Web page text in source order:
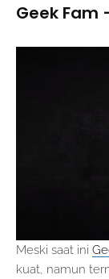
Geek Fam
Meski saat ini
kuat, namun